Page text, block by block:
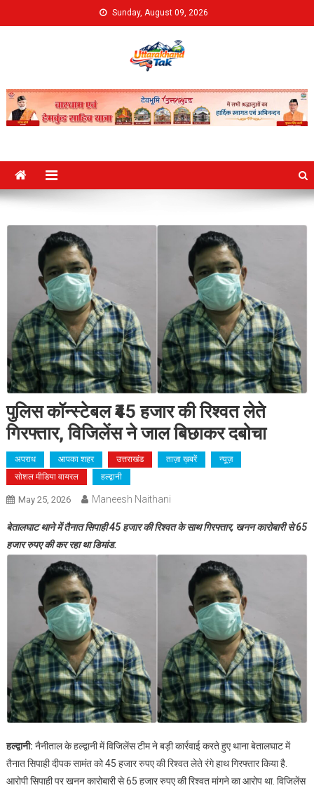
to
Sunday, August 09, 2026
Uttarakhand Tak
पुलिस कॉन्स्टेबल ₹45 हजार की रिश्वत लेते
गिरफ्तार, विजिलेंस ने जाल बिछाकर दबोचा
अपराध आपका शहर उत्तराखंड ताज़ा ख़बरें
न्यूज़
सोशल मीडिया वायरल
हल्द्वानी
May 25, 2026 Maneesh Naithani
बेतालघाट थाने में तैनात सिपाही 45 हजार की रिश्वत के साथ गिरफ्तार, खनन कारोबारी से 65
हजार रुपए की कर रहा था डिमांड.
हल्द्वानी: नैनीताल के हल्द्वानी में विजिलेंस टीम ने बड़ी कार्रवाई करते हुए थाना बेतालघाट में
तैनात सिपाही दीपक सामंत को 45 हजार रुपए की रिश्वत लेते रंगे हाथ गिरफ्तार किया है.
आरोपी सिपाही पर खनन कारोबारी से 65 हजार रुपए की रिश्वत मांगने का आरोप था. विजिलेंस